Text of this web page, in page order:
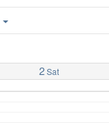
2 Sat